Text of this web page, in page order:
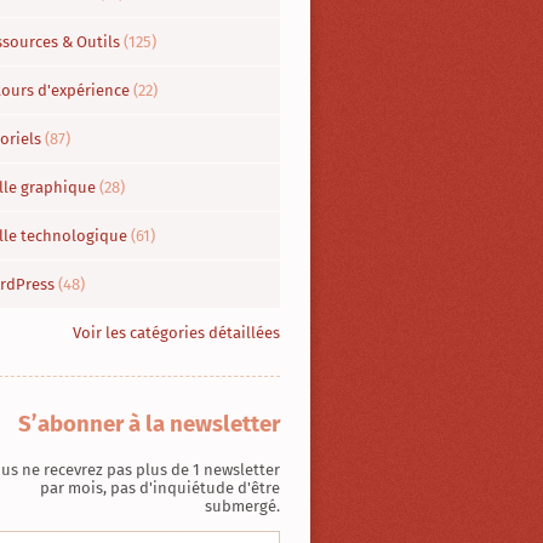
& Outils(125)
d'expérience (22)
(87)
graphique (28)
technologique (61)
(48)
Voir les catégories détaillées
S’abonner à la newsletter
ne recevrez pas plus de 1 newsletter
par mois, pas d'inquiétude d'être
submergé.